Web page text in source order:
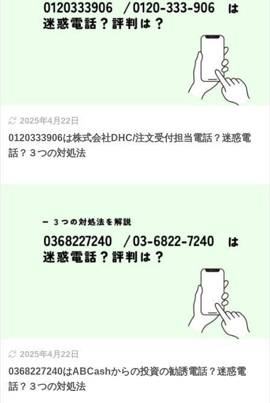
2025年4月22日
0120333906は株式会社DHC/注文受付担当電話？迷惑電
話？３つの対処法
2025年4月22日
0368227240はABCashからの投資の勧誘電話？迷惑電
話？３つの対処法